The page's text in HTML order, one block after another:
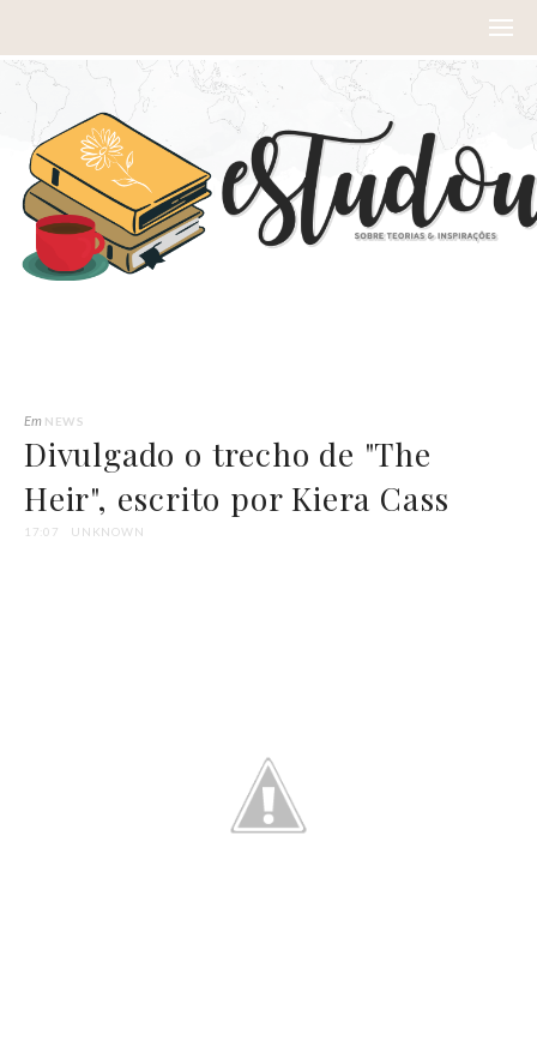
Em NEWS
Divulgado o trecho de "The
Heir", escrito por Kiera Cass
17:07 UNKNOWN